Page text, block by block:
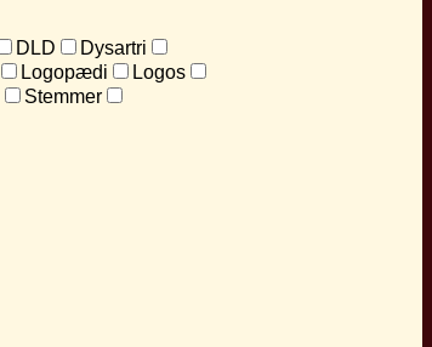
DLD
Dysartri
Logopædi
Logos
Stemmer